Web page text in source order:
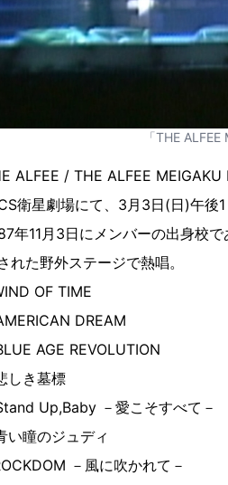
「THE
ALFEE / THE ALFEE
衛星劇場にて、3月3日(日)午後
年11月3日にメンバーの出身校
れた野外ステージで熱唱。
OF TIME
DREAM
AGE REVOLUTION
しき墓標
Up,Baby －愛こそすべて－
い瞳のジュディ
－風に吹かれて－